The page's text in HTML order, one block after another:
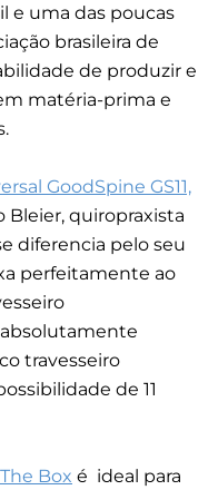
e uma das poucas
brasileira de
de produzir e
matéria-prima e
GoodSpine GS11,
Bleier, quiropraxista
diferencia pelo seu
perfeitamente ao
travesseiro
de 11
Box é ideal para